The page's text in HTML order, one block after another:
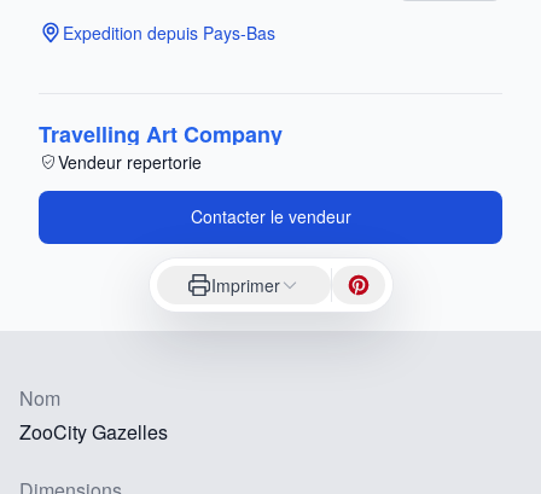
Expedition depuis Pays-Bas
Travelling Art Company
Vendeur repertorie
Contacter le vendeur
Imprimer
Nom
ZooCity Gazelles